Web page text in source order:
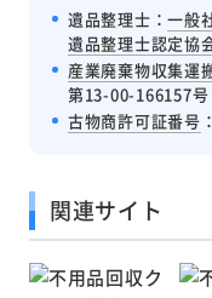
遺品整理士：一般
遺品整理士認定協
産業廃棄物収集運
第13-00-166157号
古物商許可証番号
関連サイト